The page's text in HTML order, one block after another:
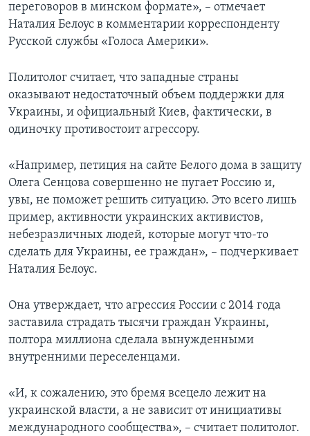
переговоров в минском формате», – отмечает
Наталия Белоус в комментарии корреспонденту
Русской службы «Голоса Америки».
Политолог считает, что западные страны
оказывают недостаточный объем поддержки для
Украины, и официальный Киев, фактически, в
одиночку противостоит агрессору.
«Например, петиция на сайте Белого дома в защиту
Олега Сенцова совершенно не пугает Россию и,
увы, не поможет решить ситуацию. Это всего лишь
пример, активности украинских активистов,
небезразличных людей, которые могут что-то
сделать для Украины, ее граждан», – подчеркивает
Наталия Белоус.
Она утверждает, что агрессия России с 2014 года
заставила страдать тысячи граждан Украины,
полтора миллиона сделала вынужденными
внутренними переселенцами.
«И, к сожалению, это бремя всецело лежит на
украинской власти, а не зависит от инициативы
международного сообщества», – считает политолог.